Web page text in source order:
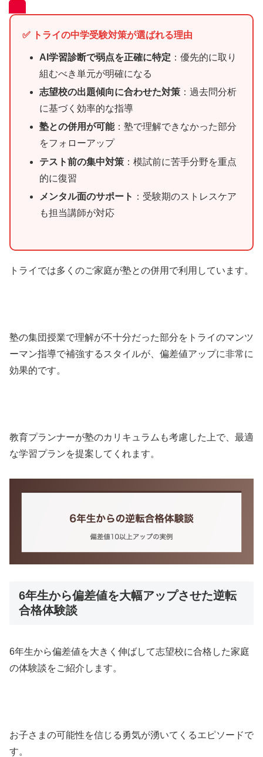
✅ トライの中学受験対策が選ばれる理由
AI学習診断で弱点を正確に特定 ：優先的に取り
組むべき単元が明確になる
志望校の出題傾向に合わせた対策 ：過去問分析
に基づく効率的な指導
塾との併用が可能：塾で理解できなかった部分
をフォローアップ
テスト前の集中対策 ：模試前に苦手分野を重点
的に復習
メンタル面のサポート ：受験期のストレスケア
も担当講師が対応
トライでは多くのご家庭が塾との併用で利用しています。
塾の集団授業で理解が不十分だった部分をトライのマンツ
ーマン指導で補強するスタイルが、偏差値アップに非常に
効果的です。
教育プランナーが塾のカリキュラムも考慮した上で、最適
な学習プランを提案してくれます。
6年生から偏差値を大幅アップさせた逆転
合格体験談
6年生から偏差値を大きく伸ばして志望校に合格した家庭
の体験談をご紹介します。
お子さまの可能性を信じる勇気が湧いてくるエピソードで
す。